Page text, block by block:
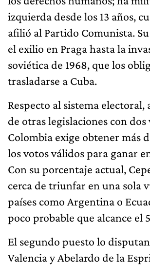
izquierda desde los 13 años,
afilió al Partido Comunista.
el exilio en Praga hasta la
soviética de 1968, que los
trasladarse a Cuba.
Respecto al sistema electoral,
de otras legislaciones con dos
Colombia exige obtener más
los votos válidos para ganar
Con su porcentaje actual,
cerca de triunfar en una sola
países como Argentina o
poco probable que alcance el
El segundo puesto lo
Valencia y Abelardo de la